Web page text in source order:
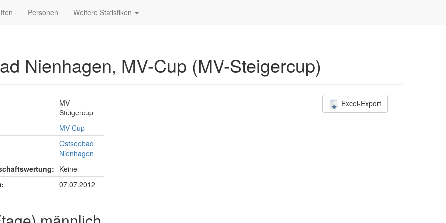
Personen Weitere Statistiken
Nienhagen, MV-Cup (MV-Steigercup)
MV-
Steigercup
MV-Cup
Ostseebad
Nienhagen
Keine
07.07.2012
Excel-Export